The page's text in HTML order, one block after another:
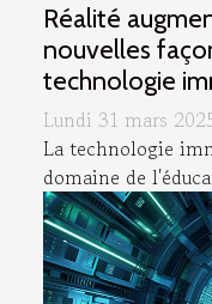
Réalité
nouvelles
technologie
Lundi 31 mars
La technologie
domaine de